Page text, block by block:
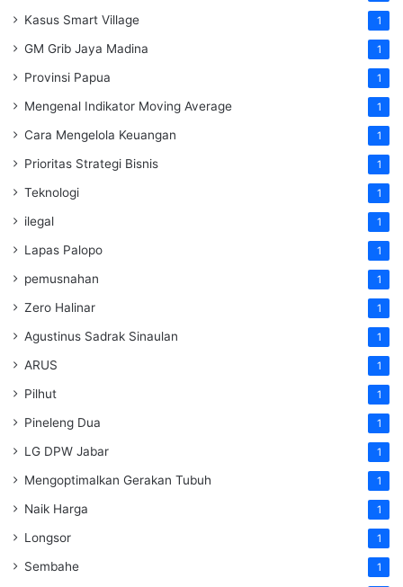
Kasus Smart Village 1
GM Grib Jaya Madina 1
Provinsi Papua 1
Mengenal Indikator Moving Average 1
Cara Mengelola Keuangan 1
Prioritas Strategi Bisnis 1
Teknologi 1
ilegal 1
Lapas Palopo 1
pemusnahan 1
Zero Halinar 1
Agustinus Sadrak Sinaulan 1
ARUS 1
Pilhut 1
Pineleng Dua 1
LG DPW Jabar 1
Mengoptimalkan Gerakan Tubuh 1
Naik Harga 1
Longsor 1
Sembahe 1